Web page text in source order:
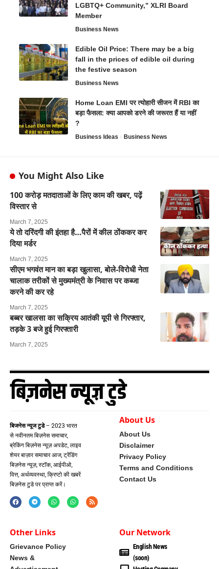
LGBTQ+ Community,” XLRI Board
Member
Business News
Edible Oil Price: There may be a big
fall in the prices of edible oil during
the festive season
Business News
Home Loan EMI पर त्योहारी सीजन में RBI का
बड़ा फैसला: क्या आपको डरने की जरूरत हैं या नहीं
?
Business Ideas Business News
You Might Also Like
100 करोड़ मतदाताओं के लिए काम की खबर, पढ़ें
विस्तार से
March 7, 2025
ये तो दरिंदगी की इंतहा है…पैरों में कील ठोंककर कर
दिया मर्डर
March 7, 2025
सीएम भगवंत मान का बड़ा खुलासा, बोले-विरोधी नेता
चालाक तरीकों से मुख्यमंत्री के निवास पर कब्जा
करने की कर रहे
March 7, 2025
बब्बर खालसा का सक्रिय आतंकी यूपी से गिरफ्तार,
तड़के 3 बजे हुई गिरफ्तारी
March 7, 2025
बिजनेस न्यूज टुडे– 2023 भारत
से नवीनतम बिज़नेस समाचार,
ब्रेकिंग बिज़नेस न्यूज़ अपडेट, लाइव
शेयर बाज़ार समाचार आज, ट्रेंडिंग
बिज़नेस न्यूज़, स्टॉक, आईपीओ,
वित्त, अर्थव्यवस्था, क्रिप्टो की खबरें
बिज़नेस टुडे पर प्राप्त करें।
About Us
About Us
Disclaimer
Privacy Policy
Terms and Conditions
Contact Us
Other Links
Grievance Policy
News &
Our Network
English News
(soon)